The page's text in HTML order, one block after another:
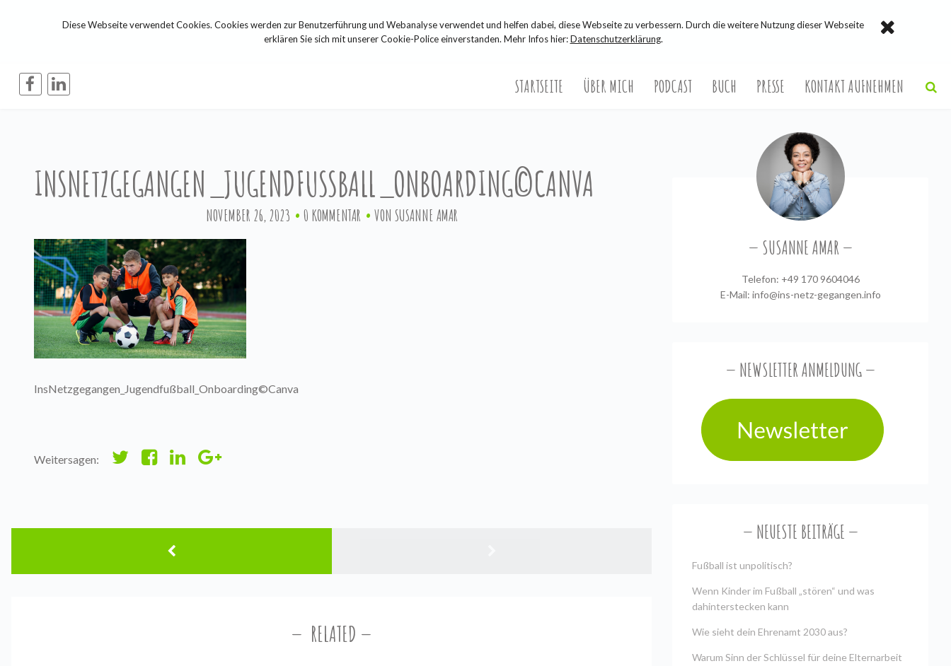
STARTSEITE ÜBER MICH PODCAST BUCH PRESSE KONTAKT AUFNEHMEN
INSNETZGEGANGEN_JUGENDFUSSBALL_ONBOARDING©CANVA
NOVEMBER 26, 2023 0 KOMMENTAR VON SUSANNE AMAR
InsNetzgegangen_Jugendfußball_Onboarding©Canva
Weitersagen:
RELATED
SUSANNE AMAR
Telefon: +49 170 9604046
E-Mail: info@ins-netz-gegangen.info
NEWSLETTER ANMELDUNG
NEUESTE BEITRÄGE
Fußball ist unpolitisch?
Wenn Kinder im Fußball „stören“ und was
dahinterstecken kann
Wie sieht dein Ehrenamt 2030 aus?
Warum Sinn der Schlüssel für deine Elternarbeit
Diese Webseite verwendet Cookies. Cookies werden zur Benutzerführung und Webanalyse verwendet und helfen dabei, diese Webseite zu verbessern. Durch die weitere Nutzung dieser Webseite
erklären Sie sich mit unserer Cookie-Police einverstanden. Mehr Infos hier:Datenschutzerklärung.